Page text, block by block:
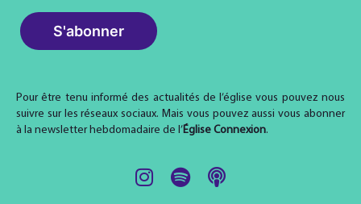
Pour être tenu informé des actualités de l’église vous pouvez nous
suivre sur les réseaux sociaux. Mais vous pouvez aussi vous abonner
à la newsletter hebdomadaire de l’Église Connexion.